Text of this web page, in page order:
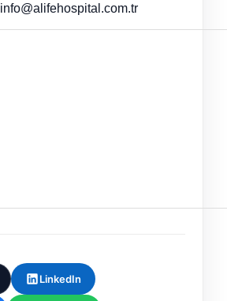
info@alifehospital.com.tr
LinkedIn